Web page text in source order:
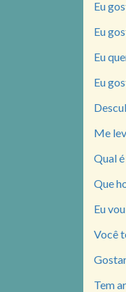
Eu
Eu
Eu
Eu
Me
Qual
Que
Eu
Você
Tem